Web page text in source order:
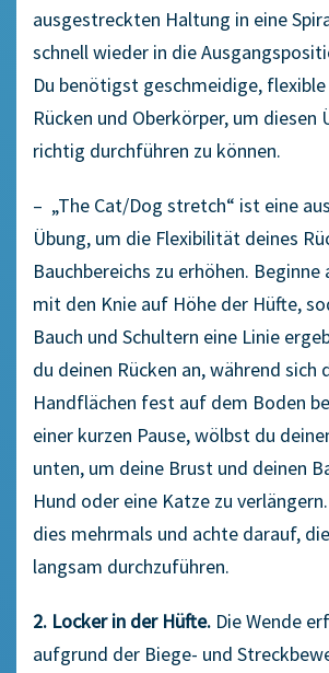
ausgestreckten Haltung in eine
schnell wieder in die
Du benötigst geschmeidige,
Rücken und Oberkörper, um diesen
richtig durchführen zu können.
– „The Cat/Dog stretch“ ist eine
Übung, um die Flexibilität deines
Bauchbereichs zu erhöhen. Beginne
mit den Knie auf Höhe der Hüfte,
Bauch und Schultern eine Linie
du deinen Rücken an, während sich
Handflächen fest auf dem Boden
einer kurzen Pause, wölbst du
unten, um deine Brust und deinen
Hund oder eine Katze zu
dies mehrmals und achte darauf,
langsam durchzuführen.
2. Locker in der Hüfte. Die Wende
aufgrund der Biege- und